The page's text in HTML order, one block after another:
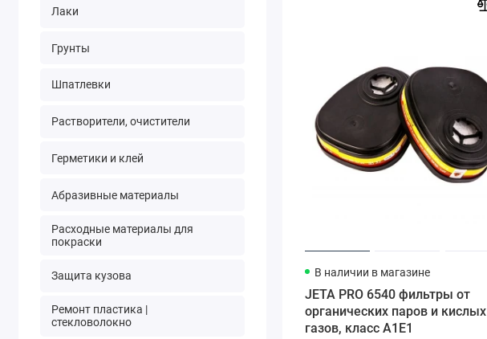
Лаки
Грунты
Шпатлевки
Растворители, очистители
Герметики и клей
Абразивные материалы
Расходные материалы для
покраски
Защита кузова
Ремонт пластика |
стекловолокно
В наличии в магазине
JETA PRO 6540 фильтры от
органических паров и кислых
газов, класс A1Е1